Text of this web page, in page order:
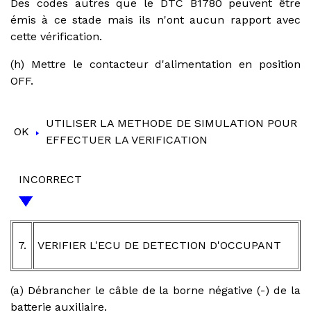
Des codes autres que le DTC B1780 peuvent être
émis à ce stade mais ils n'ont aucun rapport avec
cette vérification.
(h) Mettre le contacteur d'alimentation en position
OFF.
OK
UTILISER LA METHODE DE SIMULATION POUR
EFFECTUER LA VERIFICATION
INCORRECT
7. VERIFIER L'ECU DE DETECTION D'OCCUPANT
(a) Débrancher le câble de la borne négative (-) de la
batterie auxiliaire.